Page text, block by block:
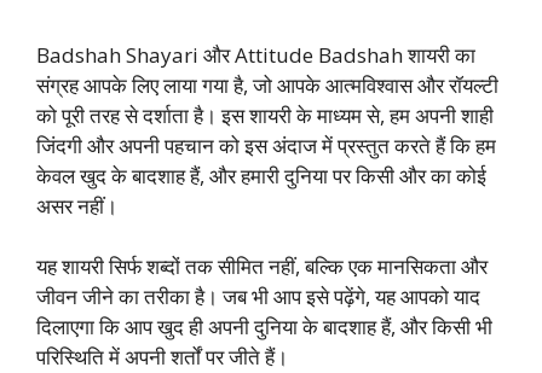
Badshah Shayari और Attitude Badshah शायरी का
संग्रह आपके लिए लाया गया है, जो आपके आत्मविश्वास और रॉयल्टी
को पूरी तरह से दर्शाता है। इस शायरी के माध्यम से, हम अपनी शाही
जिंदगी और अपनी पहचान को इस अंदाज में प्रस्तुत करते हैं कि हम
केवल खुद के बादशाह हैं, और हमारी दुनिया पर किसी और का कोई
असर नहीं।
यह शायरी सिर्फ शब्दों तक सीमित नहीं, बल्कि एक मानसिकता और
जीवन जीने का तरीका है। जब भी आप इसे पढ़ेंगे, यह आपको याद
दिलाएगा कि आप खुद ही अपनी दुनिया के बादशाह हैं, और किसी भी
परिस्थिति में अपनी शर्तों पर जीते हैं।